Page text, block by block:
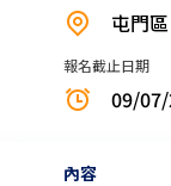
屯門區
報名截止日期
09/
內容